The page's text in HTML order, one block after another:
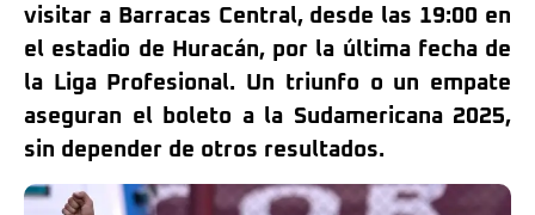
visitar a Barracas Central, desde las 19:00 en
el estadio de Huracán, por la última fecha de
la Liga Profesional. Un triunfo o un empate
aseguran el boleto a la Sudamericana 2025,
sin depender de otros resultados.